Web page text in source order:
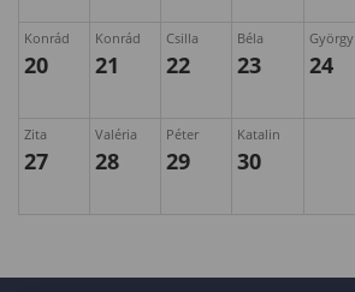
Konrád
20
Konrád
21
Csilla
22
Béla
23
György
24
Zita
27
Valéria
28
Péter
29
Katalin
30